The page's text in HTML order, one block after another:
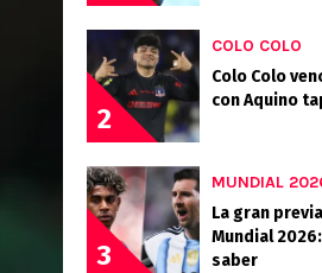
2
COLO COLO
Colo Colo
con Aquino
3
MUNDIAL
La gran
Mundial
saber